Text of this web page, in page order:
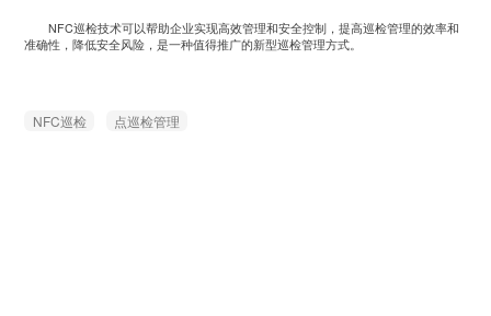
NFC巡检技术可以帮助企业实现高效管理和安全控制，提高巡检管理的效率和
准确性，降低安全风险，是一种值得推广的新型巡检管理方式。
NFC巡检 点巡检管理